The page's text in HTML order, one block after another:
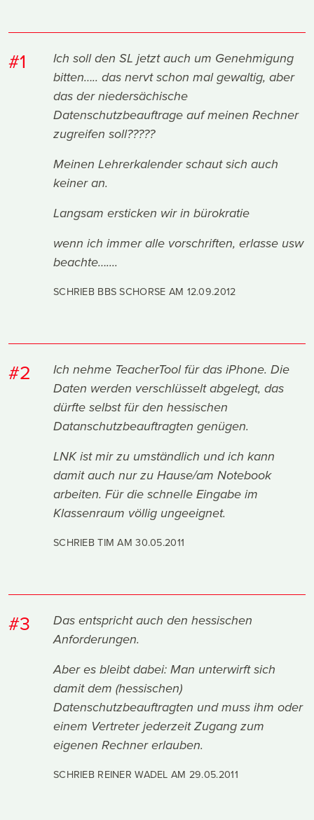
#1
Ich soll den SL jetzt auch um Genehmigung
bitten….. das nervt schon mal gewaltig, aber
das der niedersächische
Datenschutzbeauftrage auf meinen Rechner
zugreifen soll?????
Meinen Lehrerkalender schaut sich auch
keiner an.
Langsam ersticken wir in bürokratie
wenn ich immer alle vorschriften, erlasse usw
beachte…....
SCHRIEB BBS SCHORSE AM 12.09.2012
#2
Ich nehme TeacherTool für das iPhone. Die
Daten werden verschlüsselt abgelegt, das
dürfte selbst für den hessischen
Datanschutzbeauftragten genügen.
LNK ist mir zu umständlich und ich kann
damit auch nur zu Hause/am Notebook
arbeiten. Für die schnelle Eingabe im
Klassenraum völlig ungeeignet.
SCHRIEB TIM AM30.05.2011
#3
Das entspricht auch den hessischen
Anforderungen.
Aber es bleibt dabei: Man unterwirft sich
damit dem (hessischen)
Datenschutzbeauftragten und muss ihm oder
einem Vertreter jederzeit Zugang zum
eigenen Rechner erlauben.
SCHRIEB REINER WADEL AM 29.05.2011